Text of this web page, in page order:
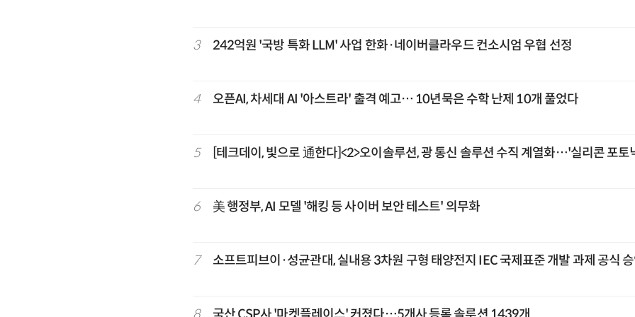
3 242억원 '국방 특화 LLM' 사업 한화·네이버클라우드 컨소시엄 우협 선정
4 오픈AI, 차세대 AI '아스트라' 출격 예고… 10년묵은 수학 난제 10개 풀었다
5 [테크데이, 빛으로 通한다]<2>오이솔루션, 광 통신 솔루션 수직 계열화…'실리콘 포
6 美 행정부, AI 모델 '해킹 등 사이버 보안 테스트' 의무화
7 소프트피브이·성균관대, 실내용 3차원 구형 태양전지 IEC 국제표준 개발 과제 공식